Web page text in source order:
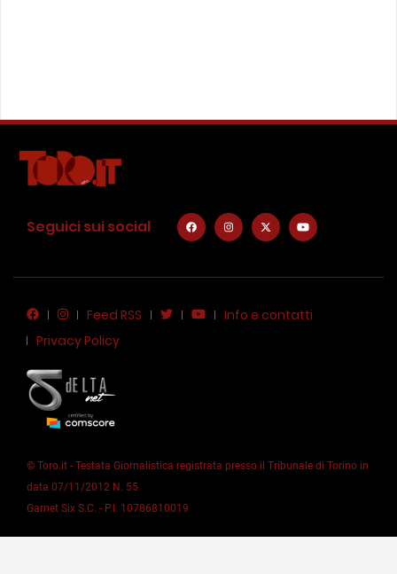
Seguici sui social
Feed RSS
Info e contatti
Privacy Policy
© Toro.it - Testata Giornalistica registrata presso il Tribunale di Torino in
data 07/11/2012 N. 55
Garnet Six S.C. - P.I. 10786810019